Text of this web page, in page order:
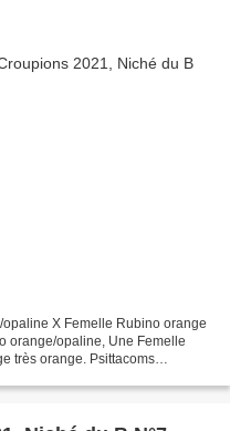
X Femelle Rubino orange
orange/opaline, Une Femelle
très orange. Psittacoms